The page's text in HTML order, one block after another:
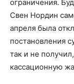
ограничения.
Свен Нордин
апреля была
постановления
так и не
кассационную